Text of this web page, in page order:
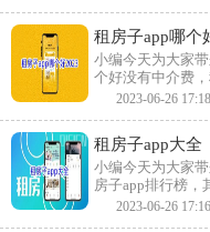
租房子app哪个
小编今天为大家
个好没有中介费
还可筛选出优质
2023-06-26
租房子app大全
小编今天为大家
房子app排行榜，
一些小众平台的
2023-06-26